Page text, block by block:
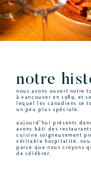
notre
nous avons ouvert notre
à vancouver en 1989, et
lequel les canadiens se
un peu plus spéciale.
aujourd’hui présents
avons bâti des
cuisine soigneusement
véritable hospitalité.
parce que nous croyons
de célébrer.